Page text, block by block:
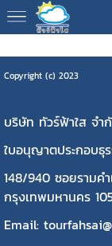
Copyright (c) 2023
บริษัท ทัวร์ฟ้าใส จำ
ใบอนุญาตประกอบธุ
148/940 ซอยรามค
กรุงเทพมหานคร
Email: